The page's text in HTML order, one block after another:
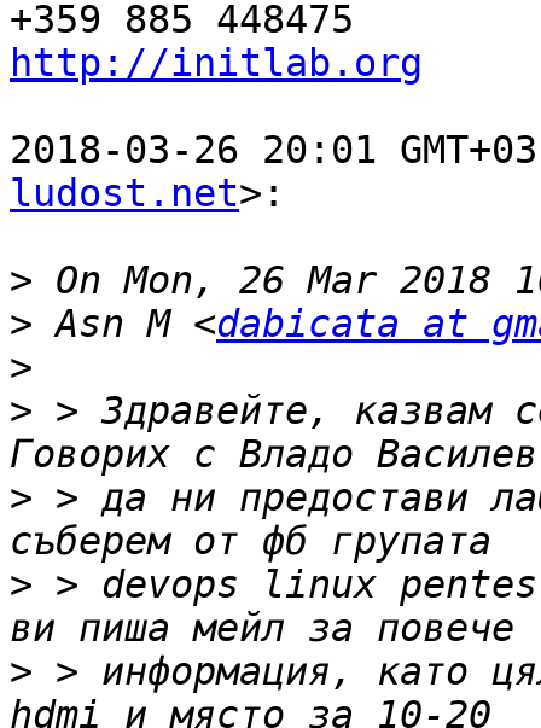
http://initlab.org
2018-03-26 20:01
ludost.net>:
>
> Asn M <dabicata at
>
> > Здравейте, казвам
> > да ни предостави
> > devops linux
> > информация, като